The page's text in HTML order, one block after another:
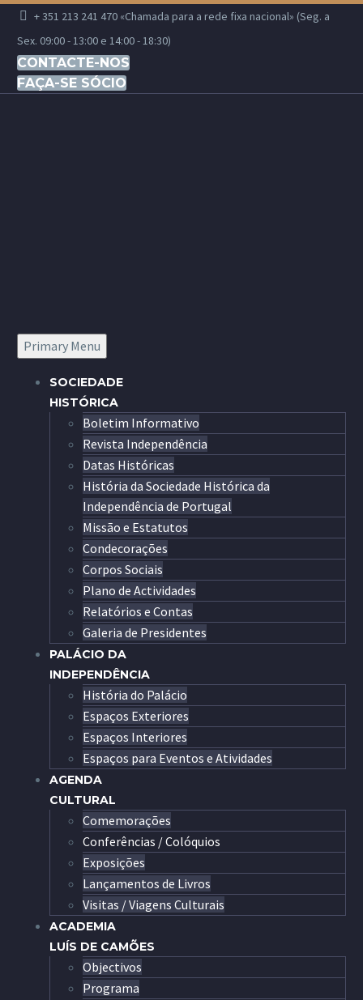
+ 351 213 241 470 «Chamada para a rede fixa nacional» (Seg. a
Sex. 09:00 - 13:00 e 14:00 - 18:30)
CONTACTE-NOS
FAÇA-SE SÓCIO
Primary Menu
SOCIEDADE
HISTÓRICA
Boletim Informativo
Revista Independência
Datas Históricas
História da Sociedade Histórica da
Independência de Portugal
Missão e Estatutos
Condecorações
Corpos Sociais
Plano de Actividades
Relatórios e Contas
Galeria de Presidentes
PALÁCIO DA
INDEPENDÊNCIA
História do Palácio
Espaços Exteriores
Espaços Interiores
Espaços para Eventos e Atividades
AGENDA
CULTURAL
Comemorações
Conferências / Colóquios
Exposições
Lançamentos de Livros
Visitas / Viagens Culturais
ACADEMIA
LUÍS DE CAMÕES
Objectivos
Programa